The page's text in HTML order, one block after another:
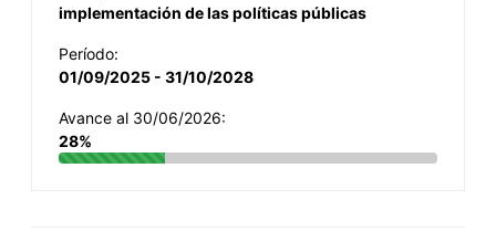
implementación de las políticas públicas
Período:
01/09/2025 - 31/10/2028
Avance al 30/06/2026:
28%